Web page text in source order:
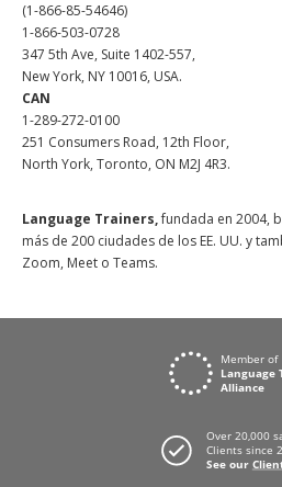
(1-866-85-54646)
1-866-503-0728
347 5th Ave, Suite 1402-557,
New York, NY 10016, USA.
CAN
1-289-272-0100
251 Consumers Road, 12th Floor,
North York, Toronto, ON M2J 4R3.
Language Trainers,fundada en 2004,
más de 200 ciudades de los EE. UU. y
Zoom, Meet o Teams.